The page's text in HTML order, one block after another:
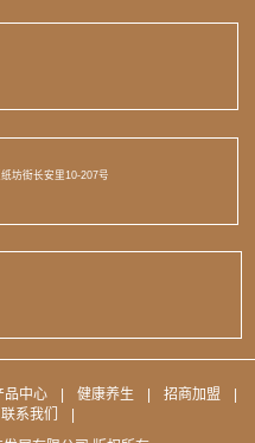
坊街长安里10-207号
品中心 健康养生 招商加盟
联系我们